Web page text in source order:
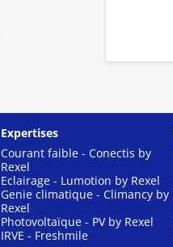
Expertises
Courant faible - Conectis by
Rexel
Eclairage - Lumotion by Rexel
Genie climatique - Climancy by
Rexel
Photovoltaïque - PV by Rexel
IRVE - Freshmile